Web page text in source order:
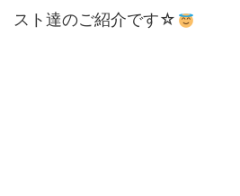
スト達のご紹介です☆